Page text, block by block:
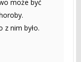
może być
z nim było.